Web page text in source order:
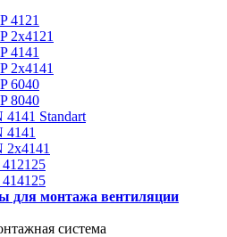
4121
2х4121
4141
2х4141
6040
8040
Standart
4141
2х4141
для монтажа вентиляции
система